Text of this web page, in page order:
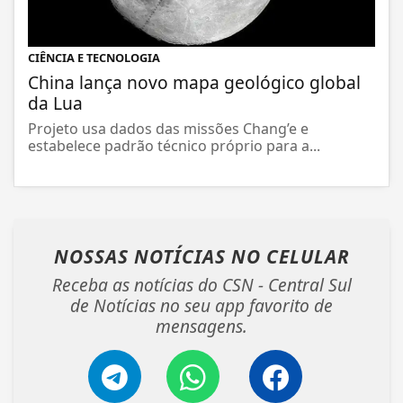
CIÊNCIA E TECNOLOGIA
China lança novo mapa geológico global
da Lua
Projeto usa dados das missões Chang’e e
estabelece padrão técnico próprio para a...
NOSSAS NOTÍCIAS NO CELULAR
Receba as notícias do CSN - Central Sul
de Notícias no seu app favorito de
mensagens.